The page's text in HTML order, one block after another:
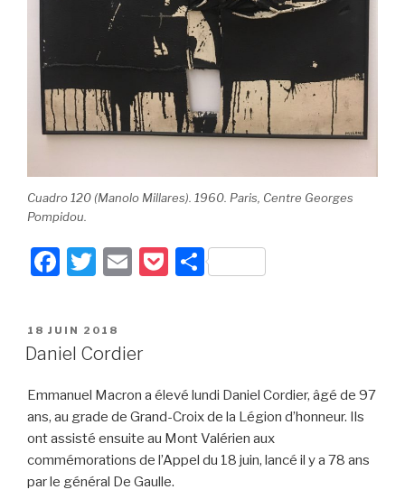
Cuadro 120 (Manolo Millares). 1960. Paris, Centre Georges
Pompidou.
F
c
e
o
o
k
T
tt
er
E
P P
PUBLIÉ
LE
18 JUIN 2018
Daniel Cordier
Emmanuel Macron a élevé lundi Daniel Cordier, âgé de 97
ans, au grade de Grand-Croix de la Légion d’honneur. Ils
ont assisté ensuite au Mont Valérien aux
commémorations de l’Appel du 18 juin, lancé il y a 78 ans
par le général De Gaulle.